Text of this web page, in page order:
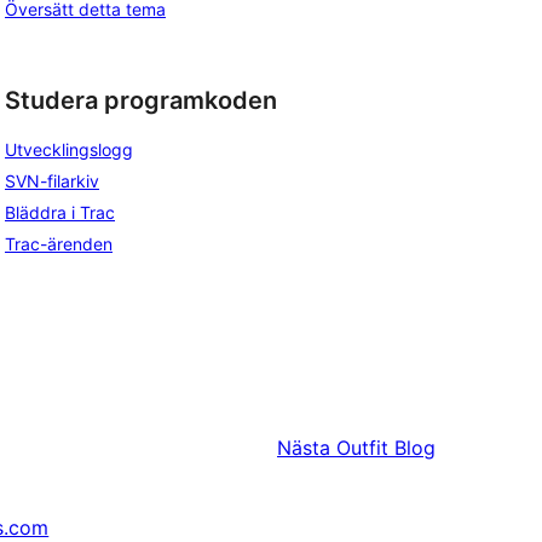
Översätt detta tema
Studera programkoden
Utvecklingslogg
SVN-filarkiv
Bläddra i Trac
Trac-ärenden
Nästa Outfit Blog